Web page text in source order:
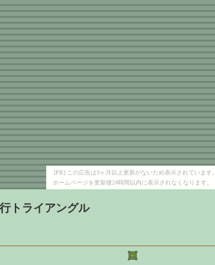
[PR] この広告は3ヶ月以上更新がないため表示されています。
ホームページを更新後24時間以内に表示されなくなります。
トライアングル